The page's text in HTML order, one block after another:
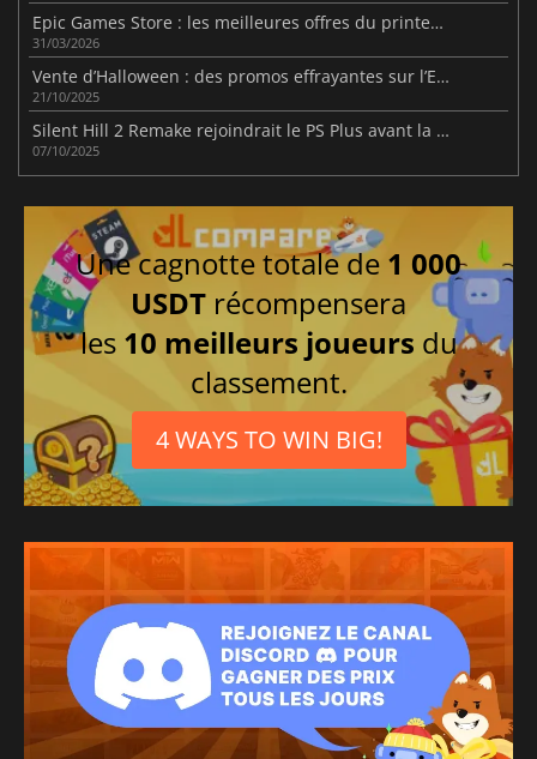
Epic Games Store : les meilleures offres du printemps 2026
31/03/2026
Vente d’Halloween : des promos effrayantes sur l’Epic Games Store
21/10/2025
Silent Hill 2 Remake rejoindrait le PS Plus avant la fin du mois
07/10/2025
Une cagnotte totale de 1 000
USDT récompensera
les 10 meilleurs joueurs du
classement.
4 WAYS TO WIN BIG!